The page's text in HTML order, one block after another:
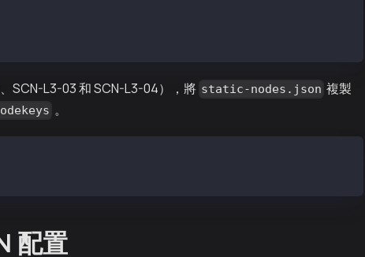
SCN-L3-03 和 SCN-L3-04），將 static-nodes.json 複製
。
配置